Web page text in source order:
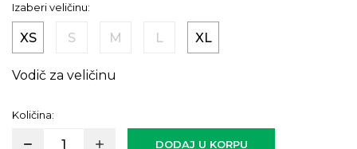
Izaberi veličinu:
XS S M L XL
Vodič za veličinu
Količina:
DODAJ U KORPU